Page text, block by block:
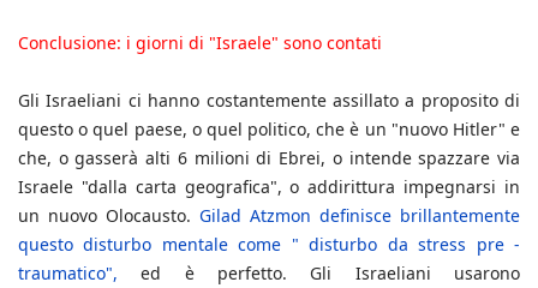
Conclusione: i giorni di "Israele" sono contati
Gli Israeliani ci hanno costantemente assillato a proposito di
questo o quel paese, o quel politico, che è un "nuovo Hitler" e
che, o gasserà alti 6 milioni di Ebrei, o intende spazzare via
Israele "dalla carta geografica", o addirittura impegnarsi in
un nuovo Olocausto. Gilad Atzmon definisce brillantemente
questo disturbo mentale come " disturbo da stress pre -
traumatico", ed è perfetto. Gli Israeliani usarono